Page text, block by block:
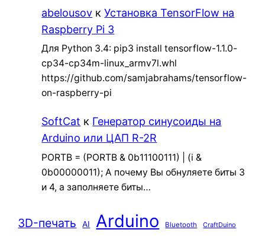
abelousov кУстановка TensorFlow на
Raspberry Pi 3
Для Python 3.4: pip3 install tensorflow-1.1.0-
cp34-cp34m-linux_armv7l.whl
https://github.com/samjabrahams/tensorflow-
on-raspberry-pi
SoftCat к Генератор синусоиды на
Arduino или ЦАП R-2R
PORTB = (PORTB & 0b11100111) | (i &
0b00000011); А почему Вы обнуляете биты 3
и 4, а заполняете биты…
3D-печать AI Arduino Bluetooth CraftDuino